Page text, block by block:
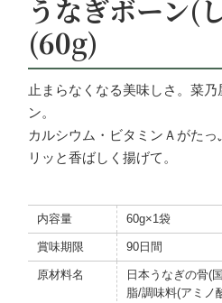
うなぎボーン(
(60g)
止まらなくなる美味しさ。菜
ン。
カルシウム・ビタミンＡがた
リッと香ばしく揚げて。
内容量 60g×1袋
賞味期限 90日間
原材料名
日本うなぎの骨(
脂/調味料(アミノ